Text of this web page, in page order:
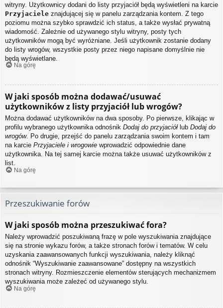
witryny. Użytkownicy dodani do listy przyjaciół będą wyświetleni na karcie
Przyjaciele znajdującej się w panelu zarządzania kontem. Z tego
poziomu można szybko sprawdzić ich status, a także wysłać prywatną
wiadomość. Zależnie od używanego stylu witryny, posty tych
użytkowników mogą być wyróżniane. Jeśli użytkownik zostanie dodany
do listy wrogów, wszystkie posty przez niego napisane domyślnie nie
będą wyświetlane.
Na górę
W jaki sposób można dodawać/usuwać
użytkowników z listy przyjaciół lub wrogów?
Można dodawać użytkowników na dwa sposoby. Po pierwsze, klikając w
profilu wybranego użytkownika odnośnik Dodaj do przyjaciółlub Dodaj do
wrogów. Po drugie, przejść do panelu zarządzania swoim kontem i tam
na karcie Przyjaciele i wrogowie wprowadzić odpowiednie dane
użytkownika. Na tej samej karcie można także usuwać użytkowników z
list.
Na górę
Przeszukiwanie forów
W jaki sposób można przeszukiwać fora?
Należy wprowadzić poszukiwaną frazę w pole wyszukiwania znajdujące
się na stronie wykazu forów, a także stronach forów i tematów. W celu
uzyskania zaawansowanych funkcji wyszukiwania, należy kliknąć
odnośnik “Wyszukiwanie zaawansowane” dostępny na wszystkich
stronach witryny. Rozmieszczenie elementów sterujących mechanizmem
wyszukiwania może zależeć od używanego stylu.
Na górę